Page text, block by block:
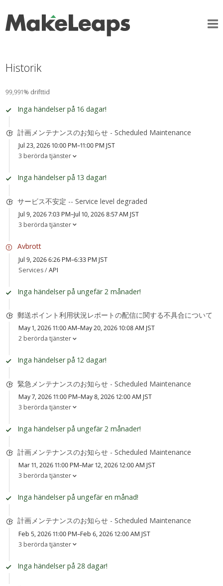
Historik
99,991% drifttid
Inga händelser på 16 dagar!
計画メンテナンスのお知らせ - Scheduled Maintenance
Jul 23, 2026 10:00 PM–11:00 PM JST
3 berörda tjänster
Inga händelser på 13 dagar!
サービス不安定 -- Service level degraded
Jul 9, 2026 7:03 PM–Jul 10, 2026 8:57 AM JST
3 berörda tjänster
Avbrott
Jul 9, 2026 6:26 PM–6:33 PM JST
Services /API
Inga händelser på ungefär 2 månader!
郵送ポイント利用状況レポートの配信に関する不具合について
May 1, 2026 11:00 AM–May 20, 2026 10:08 AM JST
2 berörda tjänster
Inga händelser på 12 dagar!
緊急メンテナンスのお知らせ - Scheduled Maintenance
May 7, 2026 11:00 PM–May 8, 2026 12:00 AM JST
3 berörda tjänster
Inga händelser på ungefär 2 månader!
計画メンテナンスのお知らせ - Scheduled Maintenance
Mar 11, 2026 11:00 PM–Mar 12, 2026 12:00 AM JST
3 berörda tjänster
Inga händelser på ungefär en månad!
計画メンテナンスのお知らせ - Scheduled Maintenance
Feb 5, 2026 11:00 PM–Feb 6, 2026 12:00 AM JST
3 berörda tjänster
Inga händelser på 28 dagar!